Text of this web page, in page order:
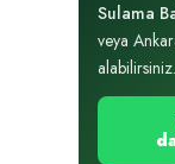
Sulama
veya
alabilirsiniz.